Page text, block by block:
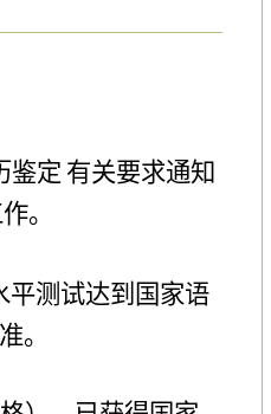
鉴定 有关要求通知
。
平测试达到国家语
。